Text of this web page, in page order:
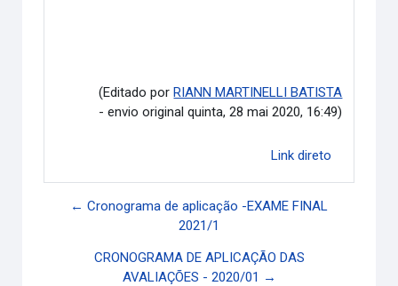
(Editado porRIANN MARTINELLI BATISTA
- envio original quinta, 28 mai 2020, 16:49)
Link direto
← Cronograma de aplicação -EXAME FINAL
2021/1
CRONOGRAMA DE APLICAÇÃO DAS
AVALIAÇÕES - 2020/01 →